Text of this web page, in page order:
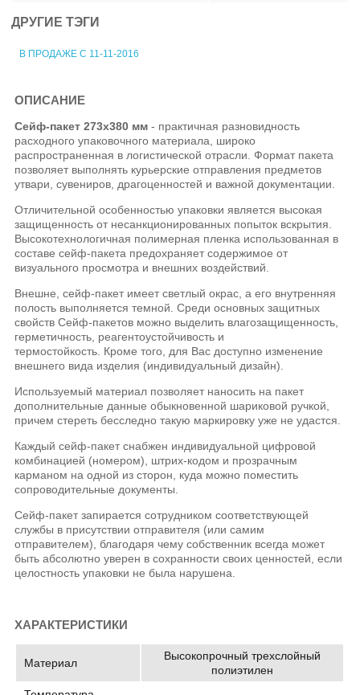
ДРУГИЕ ТЭГИ
В ПРОДАЖЕ С 11-11-2016
ОПИСАНИЕ
Сейф-пакет 273х380 мм - практичная разновидность
расходного упаковочного материала, широко
распространенная в логистической отрасли. Формат пакета
позволяет выполнять курьерские отправления предметов
утвари, сувениров, драгоценностей и важной документации.
Отличительной особенностью упаковки является высокая
защищенность от несанкционированных попыток вскрытия.
Высокотехнологичная полимерная пленка использованная в
составе сейф-пакета предохраняет содержимое от
визуального просмотра и внешних воздействий.
Внешне, сейф-пакет имеет светлый окрас, а его внутренняя
полость выполняется темной. Среди основных защитных
свойств Сейф-пакетов можно выделить влагозащищенность,
герметичность, реагентоустойчивость и
термостойкость. Кроме того, для Вас доступно изменение
внешнего вида изделия (индивидуальный дизайн).
Используемый материал позволяет наносить на пакет
дополнительные данные обыкновенной шариковой ручкой,
причем стереть бесследно такую маркировку уже не удастся.
Каждый сейф-пакет снабжен индивидуальной цифровой
комбинацией (номером), штрих-кодом и прозрачным
карманом на одной из сторон, куда можно поместить
сопроводительные документы.
Сейф-пакет запирается сотрудником соответствующей
службы в присутствии отправителя (или самим
отправителем), благодаря чему собственник всегда может
быть абсолютно уверен в сохранности своих ценностей, если
целостность упаковки не была нарушена.
ХАРАКТЕРИСТИКИ
Материал
Высокопрочный трехслойный
полиэтилен